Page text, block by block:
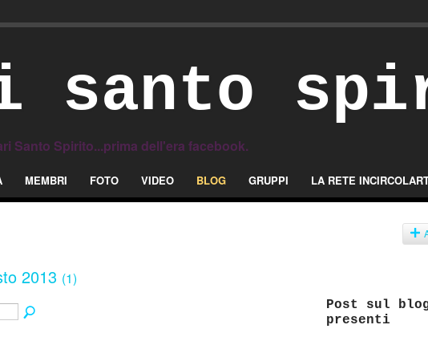
santo
Santo Spirito...prima dell'era facebook.
MEMBRI FOTO VIDEO BLOG GRUPPI LA RETE
2013 (1)
Post sul
presenti